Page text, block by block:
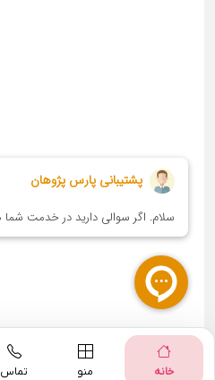
خانه منو تماس